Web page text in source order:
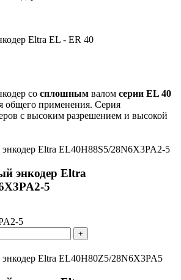
Eltra EL - ER 40
со сплошным валом серии EL 40
общего применения. Серия
с высоким разрешением и высокой
энкодер Eltra
5
5
+